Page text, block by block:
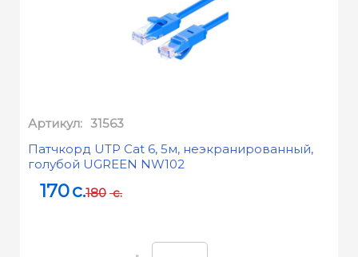
Артикул: 31563
Патчкорд UTP Cat 6, 5м, неэкранированный,
голубой UGREEN NW102
170c.180 c.